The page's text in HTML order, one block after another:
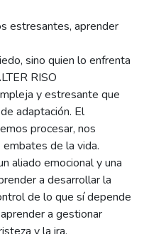
estresantes, aprender
sino quien lo enfrenta
RISO
y estresante que
adaptación. El
procesar, nos
de la vida.
aliado emocional y una
a desarrollar la
de lo que sí depende
a gestionar